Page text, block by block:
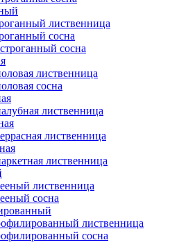
лиственница
сосна
сосна
лиственница
сосна
лиственница
лиственница
лиственница
лиственница
сосна
лиственница
сосна